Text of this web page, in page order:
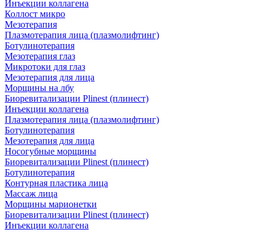
Инъекции коллагена
Коллост микро
Мезотерапия
Плазмотерапия лица (плазмолифтинг)
Ботулинотерапия
Мезотерапия глаз
Микротоки для глаз
Мезотерапия для лица
Морщины на лбу
Биоревитализации Plinest (плинест)
Инъекции коллагена
Плазмотерапия лица (плазмолифтинг)
Ботулинотерапия
Мезотерапия для лица
Носогубные морщины
Биоревитализации Plinest (плинест)
Ботулинотерапия
Контурная пластика лица
Массаж лица
Морщины марионетки
Биоревитализации Plinest (плинест)
Инъекции коллагена